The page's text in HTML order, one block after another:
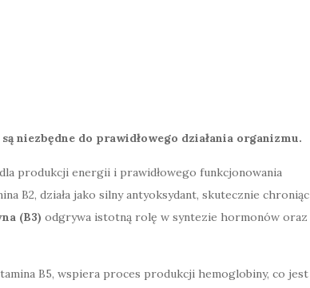
niezbędne do prawidłowego działania organizmu.
produkcji energii i prawidłowego funkcjonowania
B2, działa jako silny antyoksydant, skutecznie chroniąc
(B3) odgrywa istotną rolę w syntezie hormonów oraz
B5, wspiera proces produkcji hemoglobiny, co jest